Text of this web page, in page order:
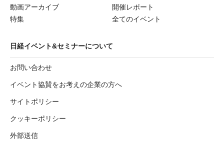
動画アーカイブ
開催レポート
特集
全てのイベント
日経イベント&セミナーについて
お問い合わせ
イベント協賛をお考えの企業の方へ
サイトポリシー
クッキーポリシー
外部送信